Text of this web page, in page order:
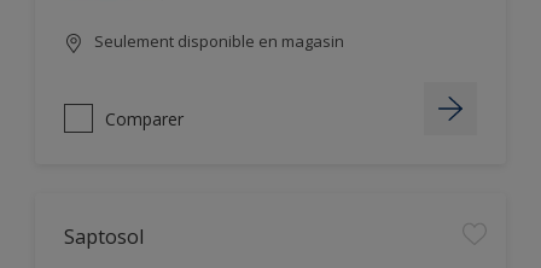
Seulement disponible en magasin
Comparer
Saptosol